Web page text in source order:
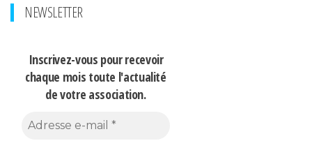
NEWSLETTER
Inscrivez-vous pour recevoir
chaque mois toute l'actualité
de votre association.